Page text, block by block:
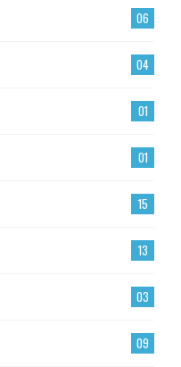
06
04
01
01
15
13
03
09